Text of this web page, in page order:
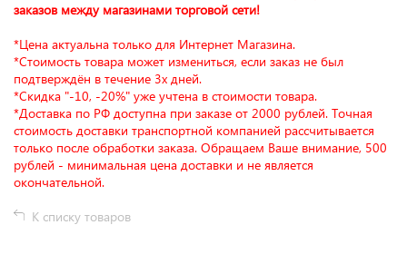
заказов между магазинами торговой сети!
*Цена актуальна только для Интернет Магазина.
*Стоимость товара может измениться, если заказ не был
подтверждён в течение 3х дней.
*Скидка "-10, -20%" уже учтена в стоимости товара.
*Доставка по РФ доступна при заказе от 2000 рублей. Точная
стоимость доставки транспортной компанией рассчитывается
только после обработки заказа. Обращаем Ваше внимание, 500
рублей - минимальная цена доставки и не является
окончательной.
К списку товаров